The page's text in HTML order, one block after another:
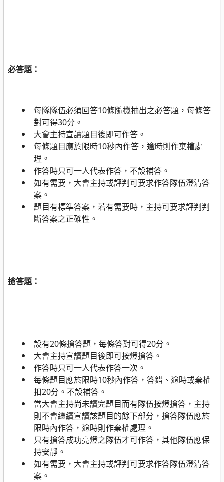
必答題：
每隊隊伍必須回答10條隨機抽出之必答題，每條答
對可得30分。
大會主持宣讀題目後即可作答。
每條題目應於限時10秒內作答，逾時則作棄權處
理。
作答時只可一人代表作答，不設補答。
如有需要，大會主持或評判可要求作答隊伍澄清答
案。
題目有標準答案，若有需要時，主持可要求評判判
斷答案之正確性。
搶答題：
設有20條搶答題，每條答對可得20分。
大會主持宣讀題目後即可按燈搶答。
作答時只可一人代表作答一次。
每條題目應於限時10秒內作答，答錯、逾時或棄權
扣20分。不設補答。
當大會主持尚未讀完題目而有隊伍按燈搶答，主持
則不會繼續宣讀該題目的餘下部分，搶答隊伍應於
限時內作答，逾時則作棄權處理。
只有搶答成功亮燈之隊伍才可作答，其他隊伍應保
持安靜。
如有需要，大會主持或評判可要求作答隊伍澄清答
案。